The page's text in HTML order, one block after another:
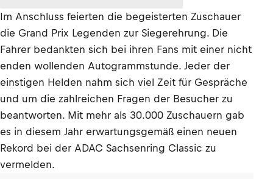
Im Anschluss feierten die begeisterten Zuschauer
die Grand Prix Legenden zur Siegerehrung. Die
Fahrer bedankten sich bei ihren Fans mit einer nicht
enden wollenden Autogrammstunde. Jeder der
einstigen Helden nahm sich viel Zeit für Gespräche
und um die zahlreichen Fragen der Besucher zu
beantworten. Mit mehr als 30.000 Zuschauern gab
es in diesem Jahr erwartungsgemäß einen neuen
Rekord bei der ADAC Sachsenring Classic zu
vermelden.